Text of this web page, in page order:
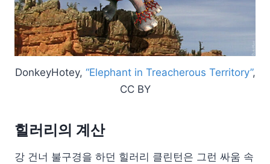
DonkeyHotey, “Elephant in Treacherous Territory”,
CC BY
힐러리의 계산
강 건너 불구경을 하던 힐러리 클린턴은 그런 싸움 속